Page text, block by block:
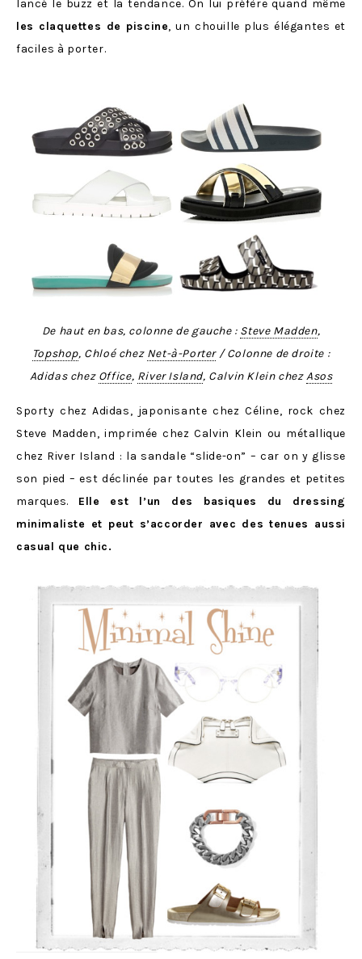
lancé le buzz et la tendance. On lui préfère quand même
les claquettes de piscine, un chouille plus élégantes et
faciles à porter.
De haut en bas, colonne de gauche : Steve Madden,
Topshop, Chloé chez Net-à-Porter/ Colonne de droite :
Adidas chez Office, River Island, Calvin Klein chezAsos
Sporty chez Adidas, japonisante chez Céline, rock chez
Steve Madden, imprimée chez Calvin Klein ou métallique
chez River Island : la sandale “slide-on” – car on y glisse
son pied – est déclinée par toutes les grandes et petites
marques. Elle est l’un des basiques du dressing
minimaliste et peut s’accorder avec des tenues aussi
casual que chic.